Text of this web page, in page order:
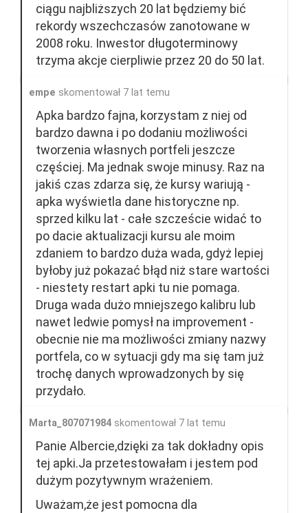
ciągu najbliższych 20 lat będziemy bić
rekordy wszechczasów zanotowane w
2008 roku. Inwestor długoterminowy
trzyma akcje cierpliwie przez 20 do 50 lat.
empe skomentował 7 lat temu
Apka bardzo fajna, korzystam z niej od
bardzo dawna i po dodaniu możliwości
tworzenia własnych portfeli jeszcze
częściej. Ma jednak swoje minusy. Raz na
jakiś czas zdarza się, że kursy wariują -
apka wyświetla dane historyczne np.
sprzed kilku lat - całe szczeście widać to
po dacie aktualizacji kursu ale moim
zdaniem to bardzo duża wada, gdyż lepiej
byłoby już pokazać błąd niż stare wartości
- niestety restart apki tu nie pomaga.
Druga wada dużo mniejszego kalibru lub
nawet ledwie pomysł na improvement -
obecnie nie ma możliwości zmiany nazwy
portfela, co w sytuacji gdy ma się tam już
trochę danych wprowadzonych by się
przydało.
Marta_807071984 skomentował 7 lat temu
Panie Albercie,dzięki za tak dokładny opis
tej apki.Ja przetestowałam i jestem pod
dużym pozytywnym wrażeniem.
Uważam,że jest pomocna dla